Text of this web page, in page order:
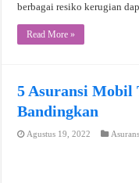
berbagai resiko kerugian
Read More »
5 Asuransi Mobil
Bandingkan
Agustus 19, 2022